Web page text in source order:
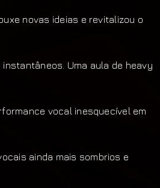
novas ideias e revitalizou o
Uma aula de heavy
vocal inesquecível em
ainda mais sombrios e